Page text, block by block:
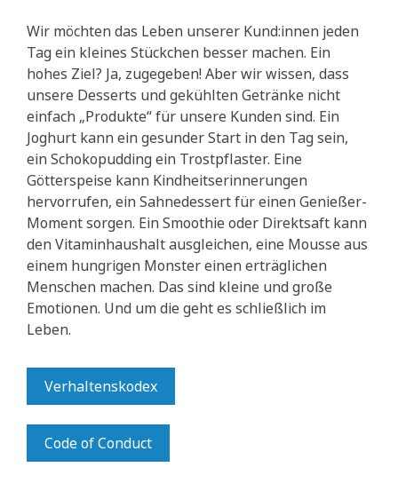
Wir möchten das Leben unserer Kund:innen jeden
Tag ein kleines Stückchen besser machen. Ein
hohes Ziel? Ja, zugegeben! Aber wir wissen, dass
unsere Desserts und gekühlten Getränke nicht
einfach „Produkte“ für unsere Kunden sind. Ein
Joghurt kann ein gesunder Start in den Tag sein,
ein Schokopudding ein Trostpflaster. Eine
Götterspeise kann Kindheitserinnerungen
hervorrufen, ein Sahnedessert für einen Genießer-
Moment sorgen. Ein Smoothie oder Direktsaft kann
den Vitaminhaushalt ausgleichen, eine Mousse aus
einem hungrigen Monster einen erträglichen
Menschen machen. Das sind kleine und große
Emotionen. Und um die geht es schließlich im
Leben.
Verhaltenskodex
Code of Conduct